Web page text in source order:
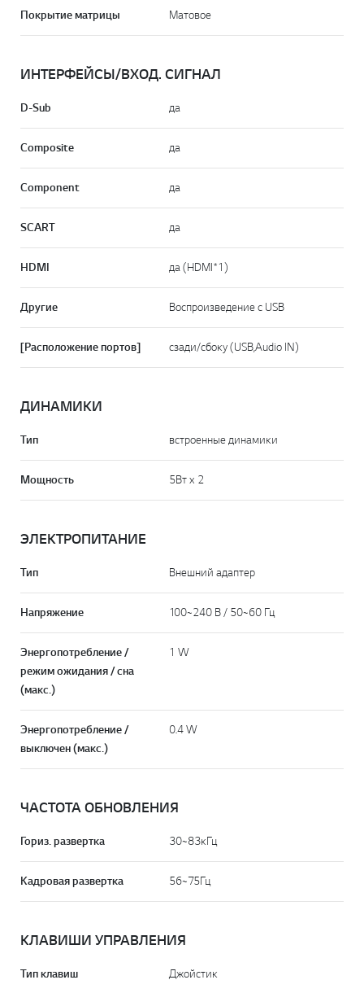
Покрытие матрицы Матовое
ИНТЕРФЕЙСЫ/ВХОД. СИГНАЛ
D-Sub да
Composite да
Component да
SCART да
HDMI да (HDMI*1)
Другие Воспроизведение с USB
[Расположение портов] сзади/сбоку (USB,Audio IN)
ДИНАМИКИ
Тип встроенные динамики
Мощность 5Вт х 2
ЭЛЕКТРОПИТАНИЕ
Тип Внешний адаптер
Напряжение 100~240 В / 50~60 Гц
Энергопотребление /
режим ожидания / сна
(макс.)
1 W
Энергопотребление /
выключен (макс.)
0.4 W
ЧАСТОТА ОБНОВЛЕНИЯ
Гориз. развертка 30~83кГц
Кадровая развертка 56~75Гц
КЛАВИШИ УПРАВЛЕНИЯ
Тип клавиш Джойстик